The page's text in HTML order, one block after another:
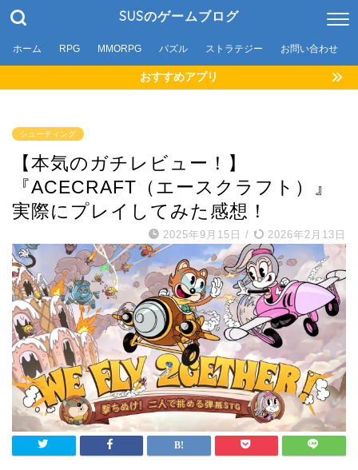
SUSのゲームブログ
ホーム RPG MMORPG パズル ストラテジー お問い合わせ
おすすめアプリ
シューティング
【本気のガチレビュー！】
『ACECRAFT（エースクラフト）』
実際にプレイしてみた感想！
2025年9月15日 / 2026年2月13日